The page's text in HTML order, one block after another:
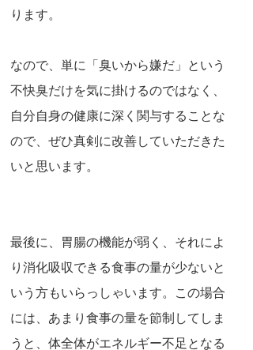
ります。
なので、単に「臭いから嫌だ」という
不快臭だけを気に掛けるのではなく、
自分自身の健康に深く関与することな
ので、ぜひ真剣に改善していただきた
いと思います。
最後に、胃腸の機能が弱く、それによ
り消化吸収できる食事の量が少ないと
いう方もいらっしゃいます。この場合
には、あまり食事の量を節制してしま
うと、体全体がエネルギー不足となる